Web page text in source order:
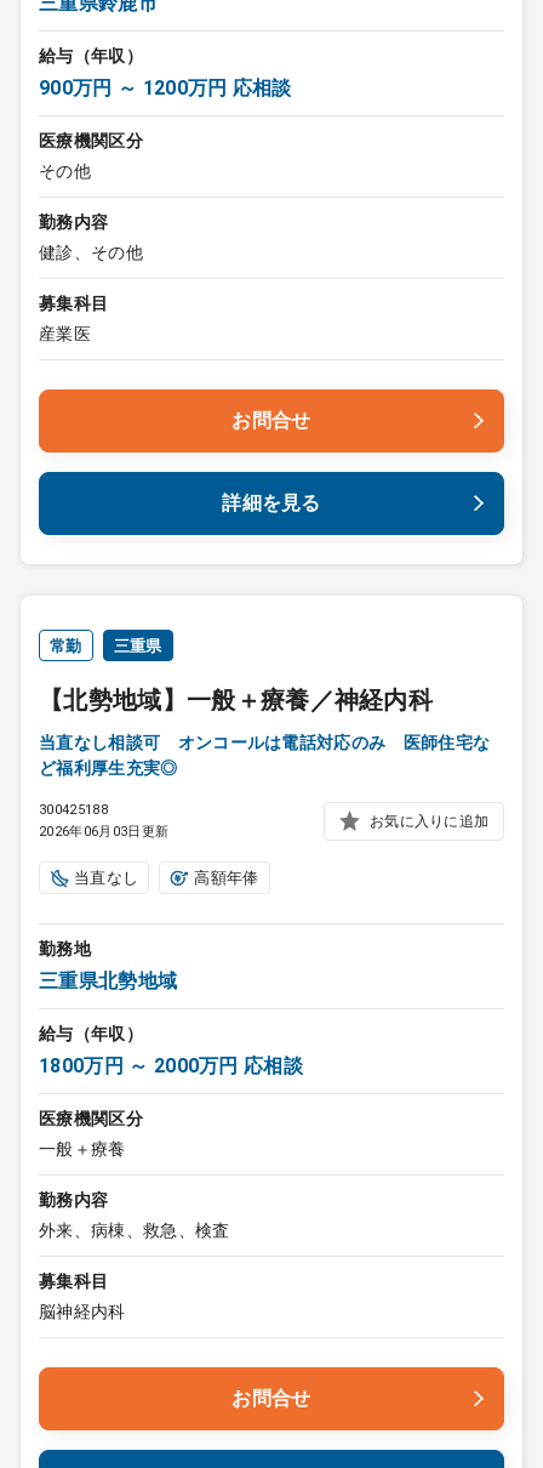
給与（年収）
900万円 ～ 1200万円 応相談
医療機関区分
その他
勤務内容
健診、その他
募集科目
産業医
お問合せ
詳細を見る
常勤 三重県
【北勢地域】一般＋療養／神経内科
当直なし相談可 オンコールは電話対応のみ 医師住宅な
ど福利厚生充実◎
300425188
2026年06月03日更新
お気に入りに追加
当直なし 高額年俸
勤務地
三重県北勢地域
給与（年収）
1800万円 ～ 2000万円 応相談
医療機関区分
一般＋療養
勤務内容
外来、病棟、救急、検査
募集科目
脳神経内科
お問合せ